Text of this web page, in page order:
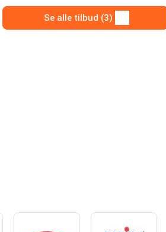
Se alle tilbud (3)